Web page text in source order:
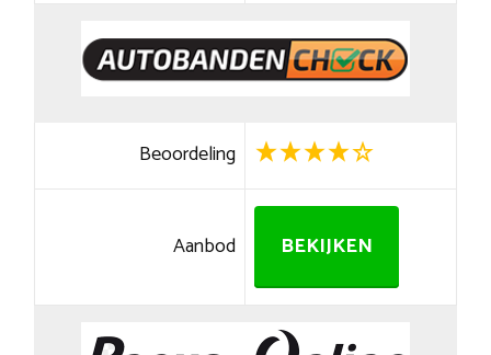
Beoordeling
Aanbod BEKIJKEN